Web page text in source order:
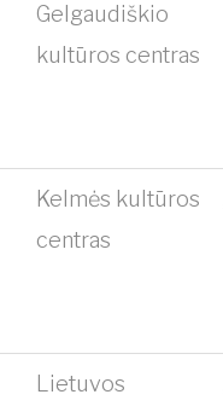
Gelgaudiškio
kultūros centras
Kelmės kultūros
centras
Lietuvos